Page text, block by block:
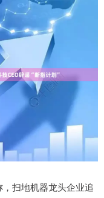
扫地机器龙头企业追